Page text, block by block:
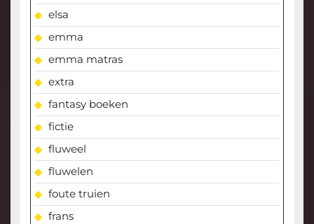
elsa
emma
emma matras
extra
fantasy boeken
fictie
fluweel
fluwelen
foute truien
frans